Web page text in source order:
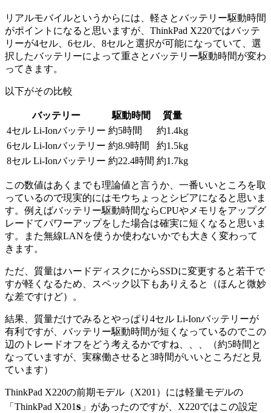
リアルモバイルというからには、軽さとバッテリー駆動時間
がポイントになると思いますが、ThinkPad X220ではバッテ
リーが4セル、6セル、8セルと選択が可能になっていて、選
択したバッテリーによって重さとバッテリー駆動時間が変わ
ってきます。
以下がその比較
バッテリー 駆動時間
質量
4セル Li-Ionバッテリー 約5時間
約1.4kg
6セル Li-Ionバッテリー 約8.9時間
約1.5kg
8セル Li-Ionバッテリー 約22.4時間 約1.7kg
この数値はあくまでも理論値と言うか、一番いいところを取
っているので現実的にはモウちょっとシビアになると思いま
す。例えばバッテリー駆動時間ならCPUやメモリをアップグ
レードてパワーアップをした場合は確実に短くなると思いま
す。また無線LANを使うか使わないかでも大きく変わって
きます。
ただ、質量はハードディスクにからSSDに変更すると若干で
すが軽くなるため、スペック以下もありえると（ほんと微妙
な差ですけど）。
結果、質量だけでみるとやっぱり4セル Li-Ionバッテリーが
有利ですが、バッテリー駆動時間が短くなっているのでこの
辺のトレードオフをどう考えるかですね、、、（約5時間と
なっていますが、実稼働させると3時間がいいところだと見
ています）
ThinkPad X220の前期モデル（X201）には軽量モデルの
「ThinkPad X201s 」があったのですが、X220ではこの設定